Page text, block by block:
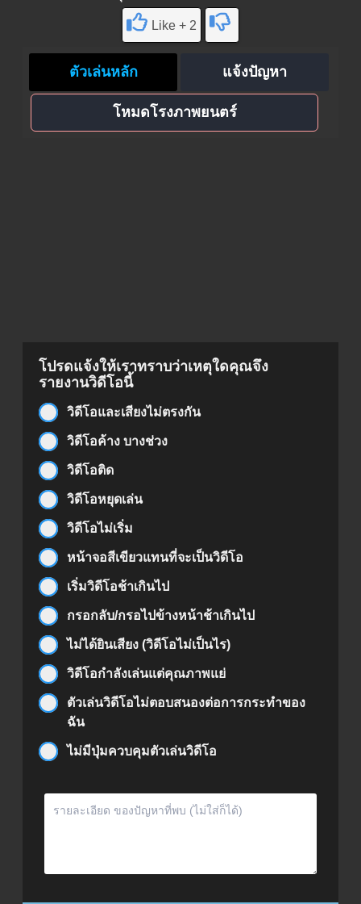
Like + 2
ตัวเล่นหลัก แจ้งปัญหา
โหมดโรงภาพยนตร์
โปรดแจ้งให้เราทราบว่าเหตุใดคุณจึง
รายงานวิดีโอนี้
วิดีโอและเสียงไม่ตรงกัน
วิดีโอค้าง บางช่วง
วิดีโอติด
วิดีโอหยุดเล่น
วิดีโอไม่เริ่ม
หน้าจอสีเขียวแทนที่จะเป็นวิดีโอ
เริ่มวิดีโอช้าเกินไป
กรอกลับ/กรอไปข้างหน้าช้าเกินไป
ไม่ได้ยินเสียง (วิดีโอไม่เป็นไร)
วิดีโอกำลังเล่นแต่คุณภาพแย่
ตัวเล่นวิดีโอไม่ตอบสนองต่อการกระทำของ
ฉัน
ไม่มีปุ่มควบคุมตัวเล่นวิดีโอ